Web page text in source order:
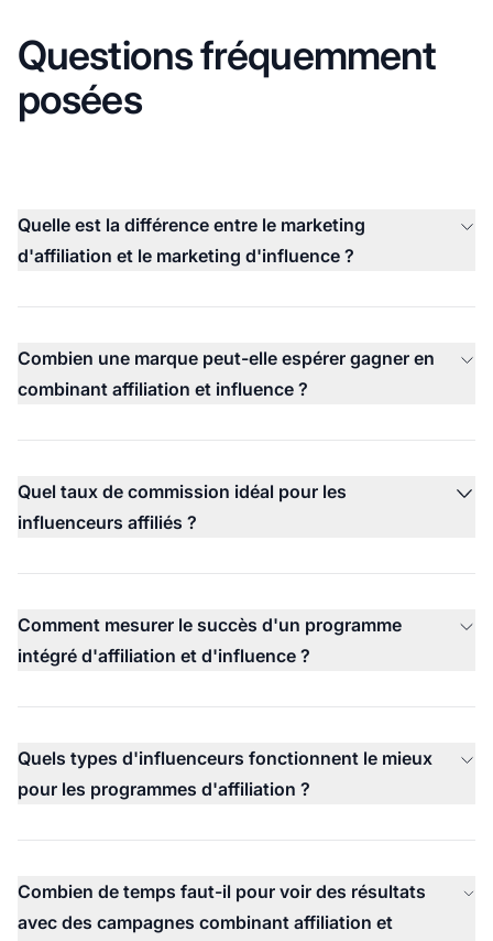
Questions fréquemment
posées
Quelle est la différence entre le marketing
d'affiliation et le marketing d'influence ?
Combien une marque peut-elle espérer gagner en
combinant affiliation et influence ?
Quel taux de commission idéal pour les
influenceurs affiliés ?
Comment mesurer le succès d'un programme
intégré d'affiliation et d'influence ?
Quels types d'influenceurs fonctionnent le mieux
pour les programmes d'affiliation ?
Combien de temps faut-il pour voir des résultats
avec des campagnes combinant affiliation et